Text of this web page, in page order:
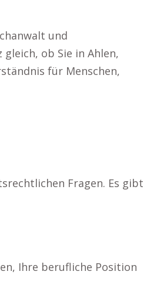
und
ob Sie in Ahlen,
für Menschen,
Fragen. Es gibt
Ihre berufliche Position